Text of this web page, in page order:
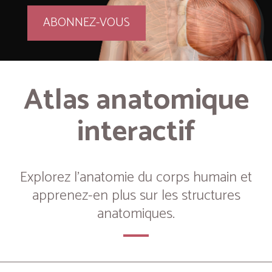
ABONNEZ-VOUS
Atlas anatomique
interactif
Explorez l’anatomie du corps humain et
apprenez-en plus sur les structures
anatomiques.